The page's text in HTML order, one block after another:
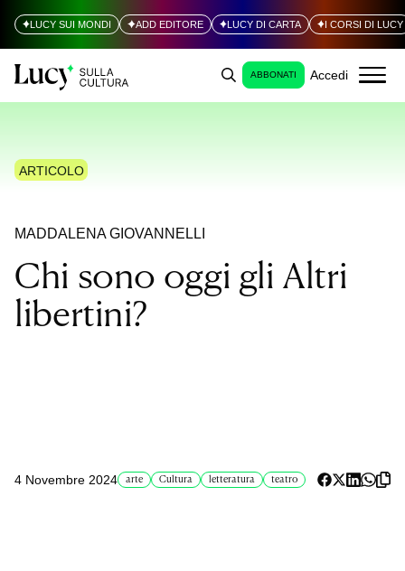
LUCY SUI MONDI ADD EDITORE LUCY DI CARTA I CORSI DI LUCY
ABBONATI Accedi
ARTICOLO
MADDALENA GIOVANNELLI
Chi sono oggi gli Altri
libertini?
4 Novembre 2024 arte Cultura letteratura teatro